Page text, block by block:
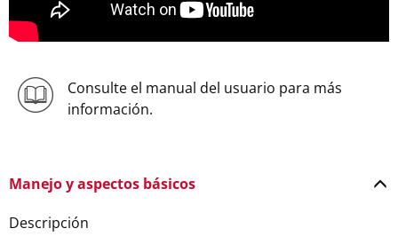
Consulte el manual del usuario para más
información.
Manejo y aspectos básicos
Descripción